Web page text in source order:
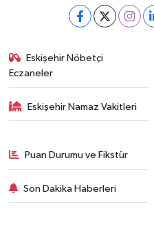
Eskişehir Nöbetçi
Eczaneler
Eskişehir Namaz Vakitleri
Puan Durumu ve Fikstür
Son Dakika Haberleri